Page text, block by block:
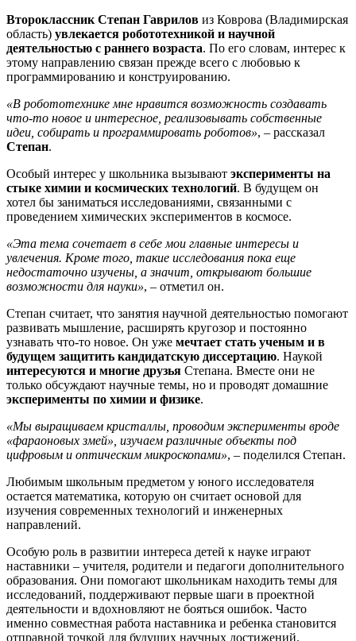
Второклассник Степан Гаврилов из Коврова (Владимирская
область) увлекается робототехникой и научной
деятельностью с раннего возраста. По его словам, интерес к
этому направлению связан прежде всего с любовью к
программированию и конструированию.
«В робототехнике мне нравится возможность создавать
что-то новое и интересное, реализовывать собственные
идеи, собирать и программировать роботов», – рассказал
Степан.
Особый интерес у школьника вызывают эксперименты на
стыке химии и космических технологий. В будущем он
хотел бы заниматься исследованиями, связанными с
проведением химических экспериментов в космосе.
«Эта тема сочетает в себе мои главные интересы и
увлечения. Кроме того, такие исследования пока еще
недостаточно изучены, а значит, открывают большие
возможности для науки», – отметил он.
Степан считает, что занятия научной деятельностью помогают
развивать мышление, расширять кругозор и постоянно
узнавать что-то новое. Он уже мечтает стать ученым и в
будущем защитить кандидатскую диссертацию. Наукой
интересуются и многие друзья Степана. Вместе они не
только обсуждают научные темы, но и проводят домашние
эксперименты по химии и физике.
«Мы выращиваем кристаллы, проводим эксперименты вроде
«фараоновых змей», изучаем различные объекты под
цифровым и оптическим микроскопами», – поделился Степан.
Любимым школьным предметом у юного исследователя
остается математика, которую он считает основой для
изучения современных технологий и инженерных
направлений.
Особую роль в развитии интереса детей к науке играют
наставники – учителя, родители и педагоги дополнительного
образования. Они помогают школьникам находить темы для
исследований, поддерживают первые шаги в проектной
деятельности и вдохновляют не бояться ошибок. Часто
именно совместная работа наставника и ребенка становится
отправной точкой для будущих научных достижений.